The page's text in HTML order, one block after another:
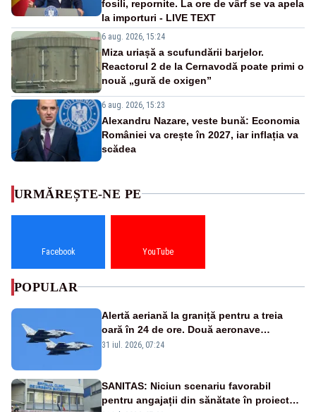
fosili, repornite. La ore de vârf se va apela
la importuri - LIVE TEXT
6 aug. 2026, 15:24
Miza uriașă a scufundării barjelor.
Reactorul 2 de la Cernavodă poate primi o
nouă „gură de oxigen”
6 aug. 2026, 15:23
Alexandru Nazare, veste bună: Economia
României va crește în 2027, iar inflația va
scădea
URMĂREȘTE-NE PE
Facebook YouTube
POPULAR
Alertă aeriană la graniță pentru a treia
oară în 24 de ore. Două aeronave
Eurofighter britanice au fost ridicate de la
31 iul. 2026, 07:24
SANITAS: Niciun scenariu favorabil
pentru angajații din sănătate în proiectul